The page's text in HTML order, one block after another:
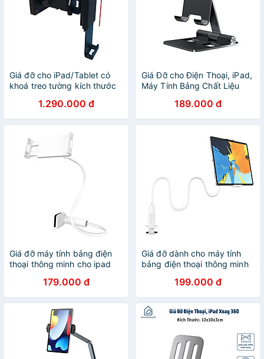
Giá đỡ cho iPad/Tablet có
khoá treo tường kích thước
Hàng Chính Hãng
1.290.000 đ
Giá Đỡ cho Điện Thoại, iPad,
Máy Tính Bảng Chất Liệu
Hàng Chính Hãng
189.000 đ
Giá đỡ máy tính bảng điện
thoại thông minh cho ipad
chắn -hàng chính hãng
179.000 đ
Giá đỡ dành cho máy tính
bảng điện thoại thông minh
chắn - hàng chính hãng
199.000 đ